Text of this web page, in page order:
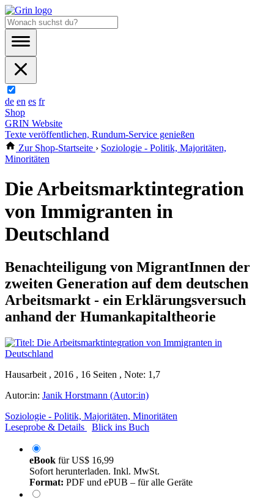
de en es fr
Shop
GRIN Website
Texte veröffentlichen, Rundum-Service genießen
Zur Shop-Startseite › Soziologie - Politik, Majoritäten,
Minoritäten
Die Arbeitsmarktintegration
von Immigranten in
Deutschland
Benachteiligung von MigrantInnen der
zweiten Generation auf dem deutschen
Arbeitsmarkt - ein Erklärungsversuch
anhand der Humankapitaltheorie
Hausarbeit , 2016 , 16 Seiten , Note: 1,7
Autor:in: Janik Horstmann (Autor:in)
Soziologie - Politik, Majoritäten, Minoritäten
Leseprobe & Details
Blick ins Buch
eBook fürUS$ 16,99
Sofort herunterladen. Inkl. MwSt.
Format: PDF und ePUB – für alle Geräte